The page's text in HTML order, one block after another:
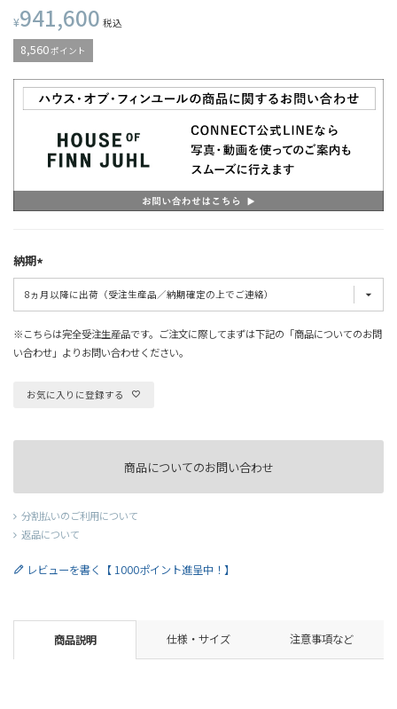
¥941,600 税込
8,560ポイント
納期
※こちらは完全受注生産品です。ご注文に際してまずは下記の「商品についてのお問
い合わせ」よりお問い合わせください。
お気に入りに登録する
商品についてのお問い合わせ
分割払いのご利用について
返品について
レビューを書く【 1000ポイント進呈中！】
商品説明 仕様・サイズ 注意事項など